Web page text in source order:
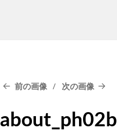
前の画像 次の画像
about_ph02b